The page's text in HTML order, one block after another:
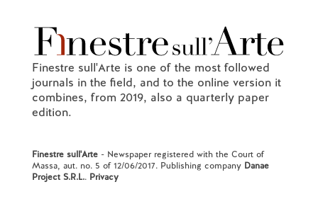
Finestre sull'Arte is one of the most followed
journals in the field, and to the online version it
combines, from 2019, also a quarterly paper
edition.
Finestre sull'Arte- Newspaper registered with the Court of
Massa, aut. no. 5 of 12/06/2017. Publishing company Danae
Project S.R.L.. Privacy